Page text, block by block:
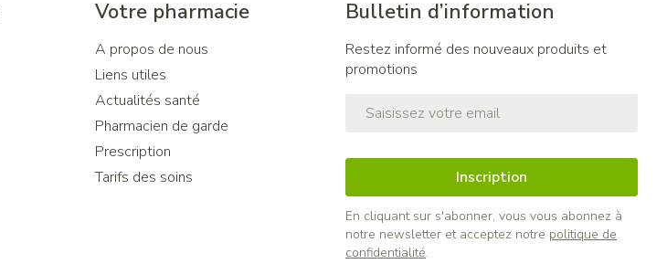
Votre pharmacie
A propos de nous
Liens utiles
Actualités santé
Pharmacien de garde
Prescription
Tarifs des soins
Bulletin d’information
Restez informé des nouveaux produits et
promotions
Inscription
En cliquant sur s'abonner, vous vous abonnez à
notre newsletter et acceptez notre politique de
confidentialité.